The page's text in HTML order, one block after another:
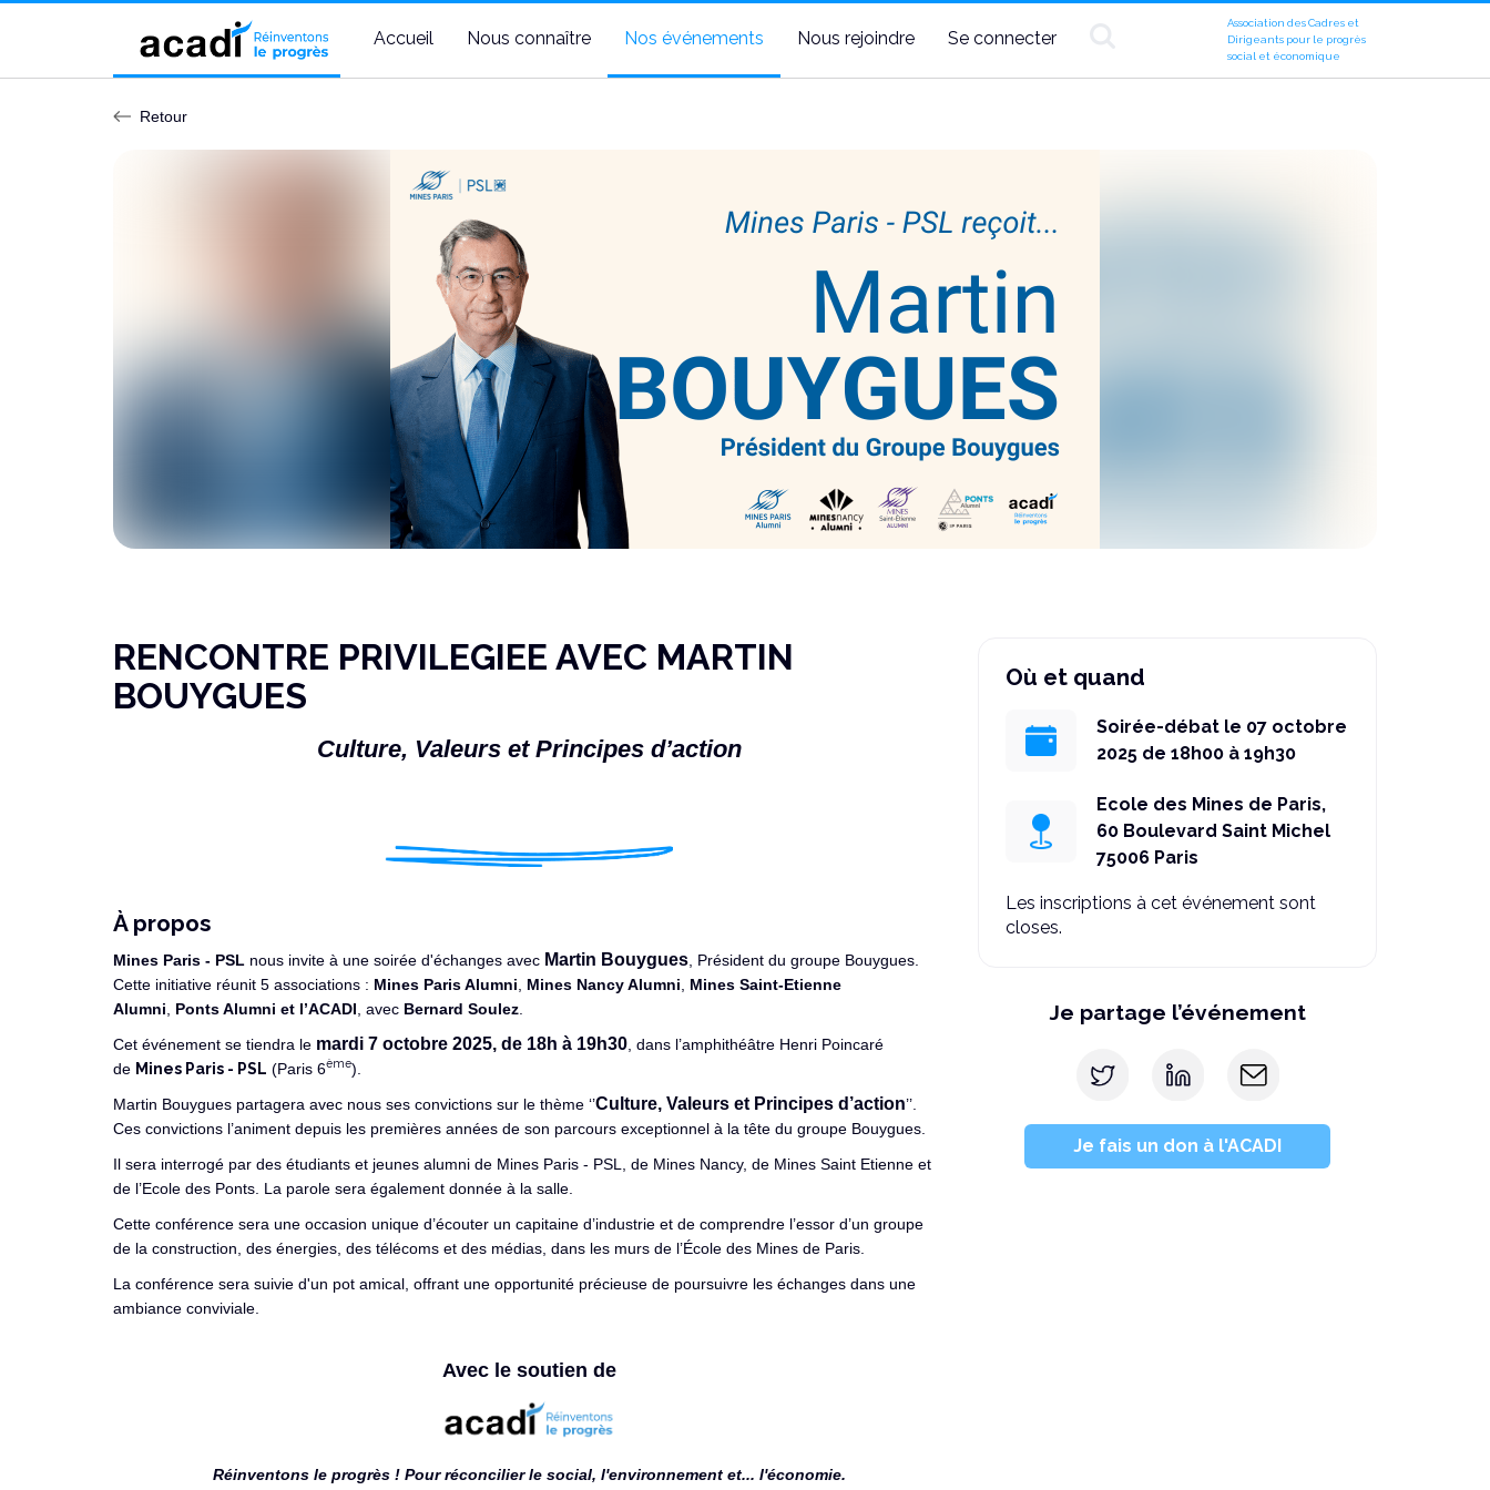
Accueil Nous connaître Nos événements Nous rejoindre Se connecter
Association des Cadres et
Dirigeants pour le progrès
social et économique
Retour
RENCONTRE PRIVILEGIEE AVEC MARTIN
BOUYGUES
Culture, Valeurs et Principes d’action
À propos
Mines Paris - PSL nous invite à une soirée d'échanges avec Martin Bouygues , Président du groupe Bouygues.
Cette initiative réunit 5 associations : Mines Paris Alumni Mines Nancy Alumni
Mines Saint-Etienne
Alumni
Ponts Alumni et l’ACADI , avec Bernard Soulez
Cet événement se tiendra le mardi 7 octobre 2025, de 18h à 19h30 , dans l’amphithéâtre Henri Poincaré
de Mines Paris - PSL (Paris 6ème).
Martin Bouygues partagera avec nous ses convictions sur le thème ‘’Culture, Valeurs et Principes d’action’’.
Ces convictions l’animent depuis les premières années de son parcours exceptionnel à la tête du groupe Bouygues.
Il sera interrogé par des étudiants et jeunes alumni de Mines Paris - PSL, de Mines Nancy, de Mines Saint Etienne et
de l’Ecole des Ponts. La parole sera également donnée à la salle.
Cette conférence sera une occasion unique d’écouter un capitaine d’industrie et de comprendre l’essor d’un groupe
de la construction, des énergies, des télécoms et des médias, dans les murs de l’École des Mines de Paris.
La conférence sera suivie d'un pot amical, offrant une opportunité précieuse de poursuivre les échanges dans une
ambiance conviviale.
Avec le soutien de
Réinventons le progrès ! Pour réconcilier le social, l'environnement et... l'économie.
Où et quand
Soirée-débat le 07 octobre
2025 de 18h00 à 19h30
Ecole des Mines de Paris,
60 Boulevard Saint Michel
75006 Paris
Les inscriptions à cet événement sont
closes.
Je partage l’événement
Je fais un don à l'ACADI